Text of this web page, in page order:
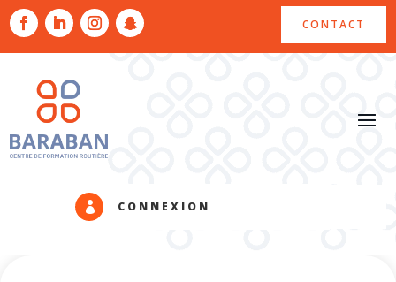
CONTACT
 CONNEXION